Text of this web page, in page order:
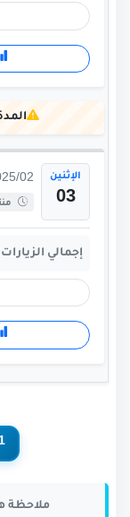
الإثنين
03
02
إجمالي
ملاحظة